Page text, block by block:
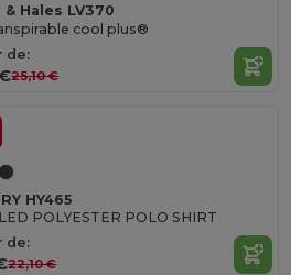
& Hales LV370
cool plus®
de:
25,10 €
HY465
POLYESTER POLO SHIRT
de:
22,10 €